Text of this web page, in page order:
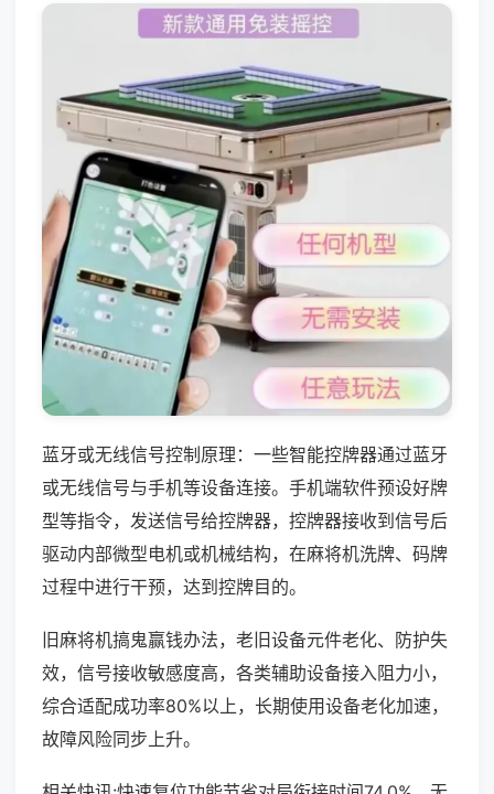
蓝牙或无线信号控制原理：一些智能控牌器通过蓝牙
或无线信号与手机等设备连接。手机端软件预设好牌
型等指令，发送信号给控牌器，控牌器接收到信号后
驱动内部微型电机或机械结构，在麻将机洗牌、码牌
过程中进行干预，达到控牌目的。
旧麻将机搞鬼赢钱办法，老旧设备元件老化、防护失
效，信号接收敏感度高，各类辅助设备接入阻力小，
综合适配成功率80%以上，长期使用设备老化加速，
故障风险同步上升。